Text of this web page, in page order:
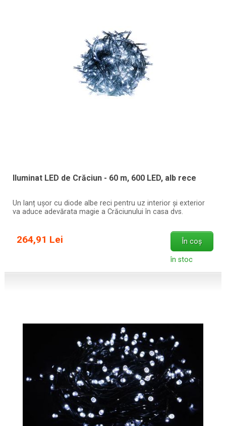
Iluminat LED de Crăciun - 60 m, 600 LED, alb rece
Un lanț ușor cu diode albe reci pentru uz interior și exterior
va aduce adevărata magie a Crăciunului în casa dvs.
264,91 Lei În coș
în stoc